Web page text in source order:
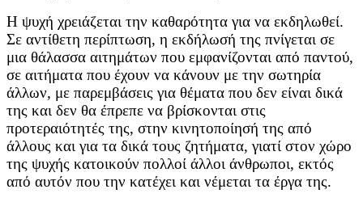
Η ψυχή χρειάζεται την καθαρότητα για να εκδηλωθεί.
Σε αντίθετη περίπτωση, η εκδήλωσή της πνίγεται σε
μια θάλασσα αιτημάτων που εμφανίζονται από παντού,
σε αιτήματα που έχουν να κάνουν με την σωτηρία
άλλων, με παρεμβάσεις για θέματα που δεν είναι δικά
της και δεν θα έπρεπε να βρίσκονται στις
προτεραιότητές της, στην κινητοποίησή της από
άλλους και για τα δικά τους ζητήματα, γιατί στον χώρο
της ψυχής κατοικούν πολλοί άλλοι άνθρωποι, εκτός
από αυτόν που την κατέχει και νέμεται τα έργα της.